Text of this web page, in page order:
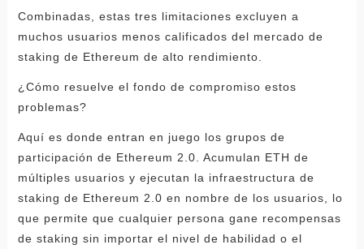
Combinadas, estas tres limitaciones excluyen a
muchos usuarios menos calificados del mercado de
staking de Ethereum de alto rendimiento.
¿Cómo resuelve el fondo de compromiso estos
problemas?
Aquí es donde entran en juego los grupos de
participación de Ethereum 2.0. Acumulan ETH de
múltiples usuarios y ejecutan la infraestructura de
staking de Ethereum 2.0 en nombre de los usuarios, lo
que permite que cualquier persona gane recompensas
de staking sin importar el nivel de habilidad o el